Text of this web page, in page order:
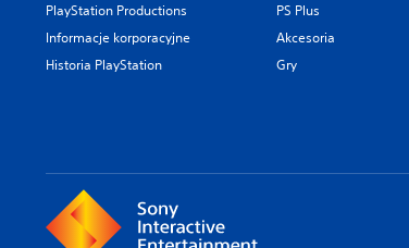
PlayStation Productions
Informacje korporacyjne
Historia PlayStation
PS Plus
Akcesoria
Gry